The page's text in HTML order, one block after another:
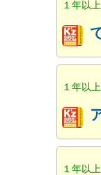
１年以
１年以上
１年以上